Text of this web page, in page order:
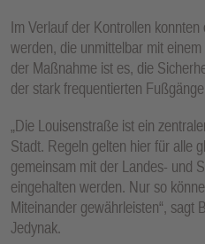
Im Verlauf der Kontrollen
werden, die unmittelbar mit
der Maßnahme ist es, die
der stark frequentierten
„Die Louisenstraße ist ein
Stadt. Regeln gelten hier für alle
gemeinsam mit der Landes- und
eingehalten werden. Nur so
Miteinander gewährleisten“, sagt
Jedynak.